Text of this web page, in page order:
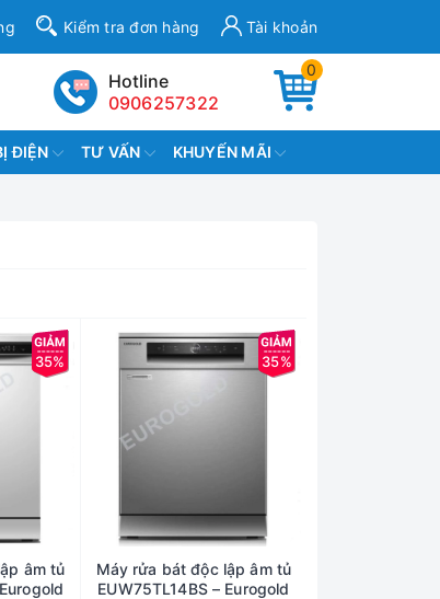
Kiểm tra đơn hàng Tài khoản
0
Hotline
0906257322
ĐIỆN TƯ VẤN KHUYẾN MÃI
35%
âm tủ
35%
Máy rửa bát độc lập âm tủ
EUW75TL14BS – Eurogold